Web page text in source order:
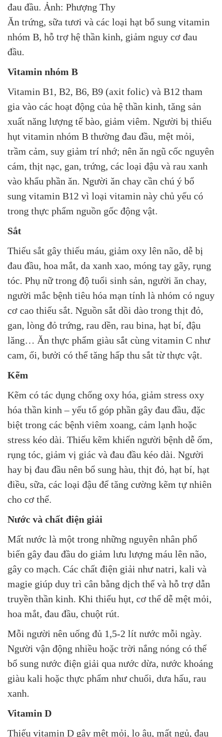
Ăn trứng, sữa tươi và các loại hạt bổ sung vitamin
nhóm B, hỗ trợ hệ thần kinh, giảm nguy cơ đau
đầu.
Vitamin nhóm B
Vitamin B1, B2, B6, B9 (axit folic) và B12 tham
gia vào các hoạt động của hệ thần kinh, tăng sản
xuất năng lượng tế bào, giảm viêm. Người bị thiếu
hụt vitamin nhóm B thường đau đầu, mệt mỏi,
trầm cảm, suy giảm trí nhớ; nên ăn ngũ cốc nguyên
cám, thịt nạc, gan, trứng, các loại đậu và rau xanh
vào khẩu phần ăn. Người ăn chay cần chú ý bổ
sung vitamin B12 vì loại vitamin này chủ yếu có
trong thực phẩm nguồn gốc động vật.
Sắt
Thiếu sắt gây thiếu máu, giảm oxy lên não, dễ bị
đau đầu, hoa mắt, da xanh xao, móng tay gãy, rụng
tóc. Phụ nữ trong độ tuổi sinh sản, người ăn chay,
người mắc bệnh tiêu hóa mạn tính là nhóm có nguy
cơ cao thiếu sắt. Nguồn sắt dồi dào trong thịt đỏ,
gan, lòng đỏ trứng, rau dền, rau bina, hạt bí, đậu
lăng… Ăn thực phẩm giàu sắt cùng vitamin C như
cam, ổi, bưởi có thể tăng hấp thu sắt từ thực vật.
Kẽm
Kẽm có tác dụng chống oxy hóa, giảm stress oxy
hóa thần kinh – yếu tố góp phần gây đau đầu, đặc
biệt trong các bệnh viêm xoang, cảm lạnh hoặc
stress kéo dài. Thiếu kẽm khiến người bệnh dễ ốm,
rụng tóc, giảm vị giác và đau đầu kéo dài. Người
hay bị đau đầu nên bổ sung hàu, thịt đỏ, hạt bí, hạt
điều, sữa, các loại đậu để tăng cường kẽm tự nhiên
cho cơ thể.
Nước và chất điện giải
Mất nước là một trong những nguyên nhân phổ
biến gây đau đầu do giảm lưu lượng máu lên não,
gây co mạch. Các chất điện giải như natri, kali và
magie giúp duy trì cân bằng dịch thể và hỗ trợ dẫn
truyền thần kinh. Khi thiếu hụt, cơ thể dễ mệt mỏi,
hoa mắt, đau đầu, chuột rút.
Mỗi người nên uống đủ 1,5-2 lít nước mỗi ngày.
Người vận động nhiều hoặc trời nắng nóng có thể
bổ sung nước điện giải qua nước dừa, nước khoáng
giàu kali hoặc thực phẩm như chuối, dưa hấu, rau
xanh.
Vitamin D
Thiếu vitamin D gây mệt mỏi, lo âu, mất ngủ, đau